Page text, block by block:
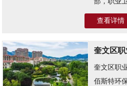
查看详情
奎文区职
奎文区职
佰斯特环